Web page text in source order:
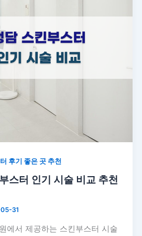
후기 좋은 곳 추천
스터 인기 시술 비교 추천
31
에서 제공하는 스킨부스터 시술